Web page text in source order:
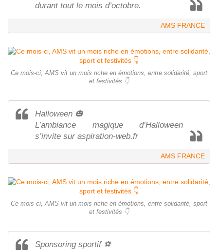
durant tout le mois d’octobre.
AMS FRANCE
Ce mois-ci, AMS vit un mois riche en émotions, entre solidarité, sport
et festivités 👇
Halloween 🎃
L’ambiance magique d’Halloween
s’invite sur aspiration-web.fr
AMS FRANCE
Ce mois-ci, AMS vit un mois riche en émotions, entre solidarité, sport
et festivités 👇
Sponsoring sportif ⚽